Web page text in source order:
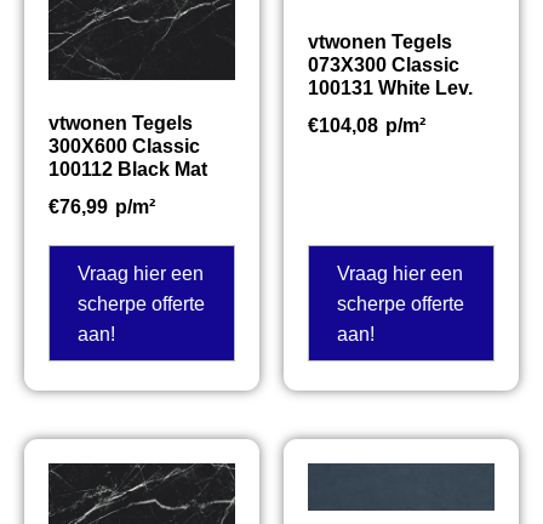
vtwonen Tegels
300X600 Classic
100112 Black Mat
€76,99 p/m²
Vraag hier een
scherpe offerte
aan!
vtwonen Tegels
073X300 Classic
100131 White Lev.
€104,08 p/m²
Vraag hier een
scherpe offerte
aan!